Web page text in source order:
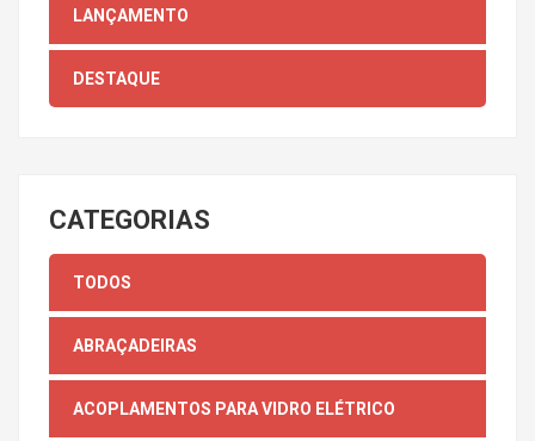
LANÇAMENTO
DESTAQUE
CATEGORIAS
TODOS
ABRAÇADEIRAS
ACOPLAMENTOS PARA VIDRO ELÉTRICO